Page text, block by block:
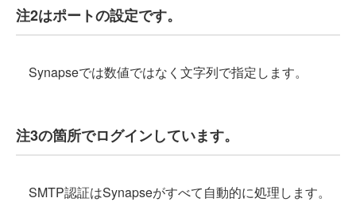
注2はポートの設定です。
Synapseでは数値ではなく文字列で指定します。
注3の箇所でログインしています。
SMTP認証はSynapseがすべて自動的に処理します。